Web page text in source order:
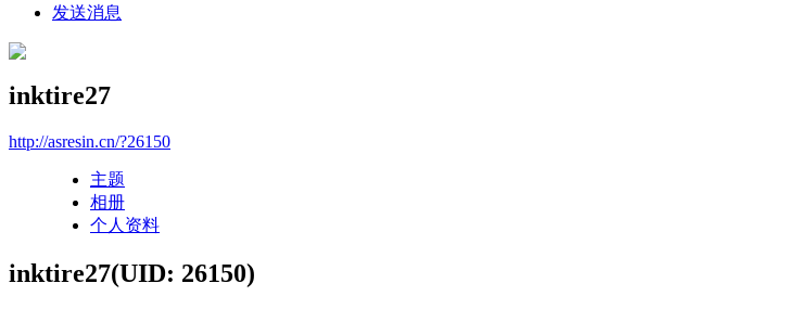
发送消息
inktire27
http://asresin.cn/?26150
主题
相册
个人资料
inktire27(UID: 26150)